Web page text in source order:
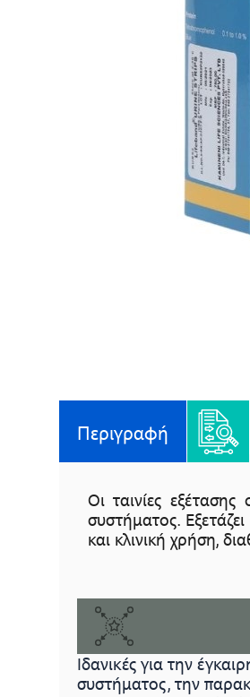
Περιγραφή
Οι ταινίες
συστήματος.
και κλινική χρήση,
Iδανικές για την
συστήματος, την